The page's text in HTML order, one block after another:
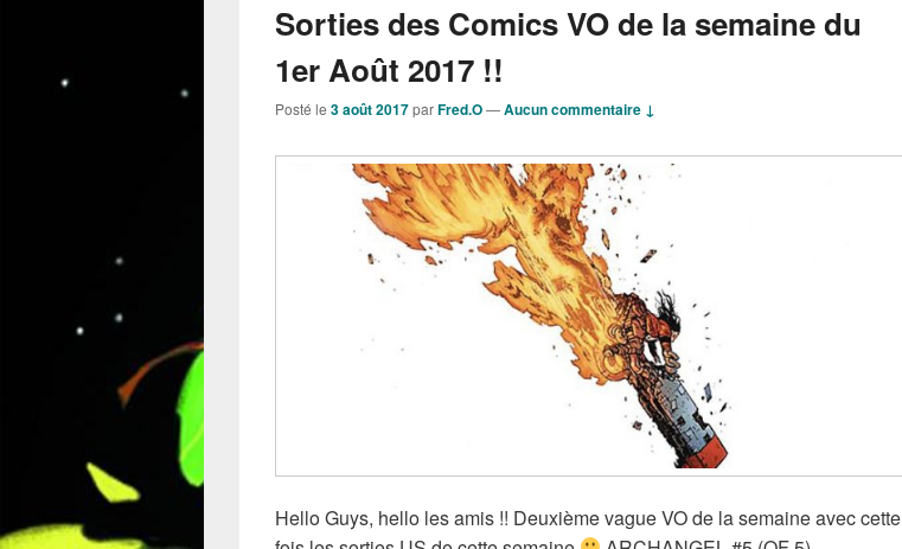
Sorties des Comics VO de la semaine du
1er Août 2017 !!
Posté le 3 août 2017parFred.O—Aucun commentaire ↓
Hello Guys, hello les amis !! Deuxième vague VO de la semaine avec cette